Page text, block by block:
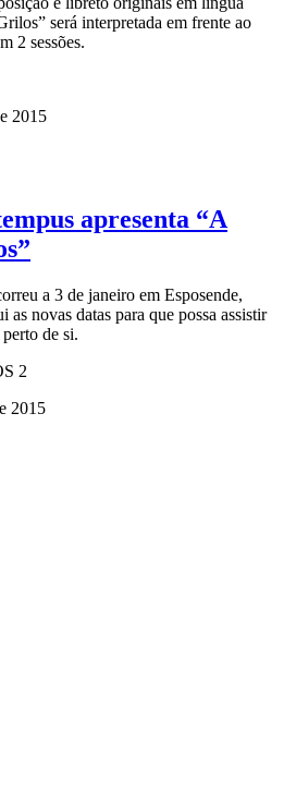
será interpretada em frente ao
2 sessões.
2015
apresenta “A
a 3 de janeiro em Esposende,
novas datas para que possa assistir
de si.
2015